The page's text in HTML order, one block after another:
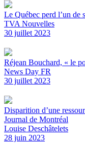
Le Québec perd l’un de
TVA Nouvelles
30 juillet 2023
Réjean Bouchard, « le
News Day FR
30 juillet 2023
Disparition d’une
Journal de Montréal
Louise Deschâtelets
28 juin 2023